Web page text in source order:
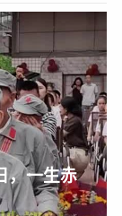
，一生赤